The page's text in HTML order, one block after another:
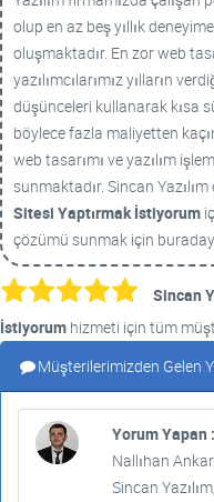
olup en az beş yıllık
oluşmaktadır. En zor web
yazılımcılarımız yılların
düşünceleri kullanarak kısa
böylece fazla maliyetten
web tasarımı ve yazılım
sunmaktadır. Sincan
Sitesi Yaptırmak İstiyorum
çözümü sunmak için
Sincan
İstiyorum hizmeti için tüm
Müşterilerimizden Gelen
Yorum Yapan :
Nallıhan
Sincan